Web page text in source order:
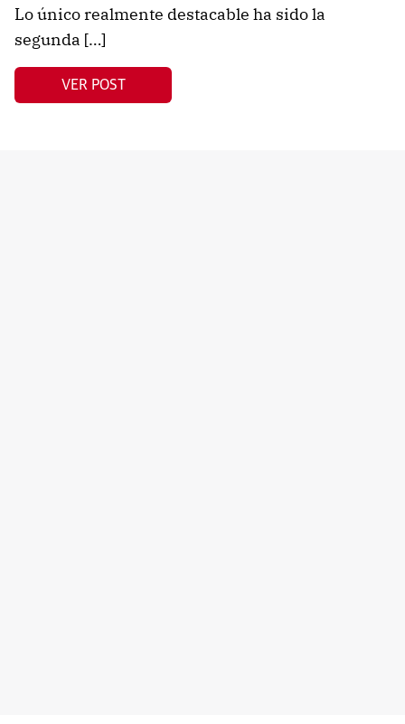
Lo único realmente destacable ha sido la
segunda […]
VER POST